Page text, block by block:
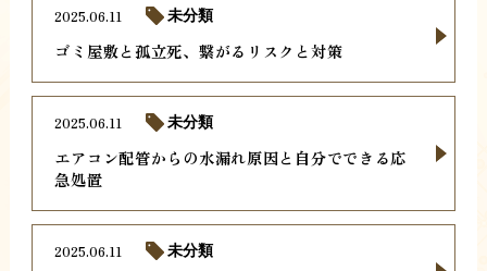
ゴミ屋敷と孤立死、繋がるリスクと対策
2025.06.11 未分類
エアコン配管からの水漏れ原因と自分でできる応
急処置
2025.06.11 未分類
2025.06.11 未分類